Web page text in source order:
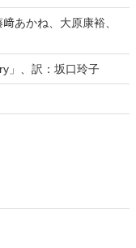
あかね、大原康裕、
」、訳：坂口玲子